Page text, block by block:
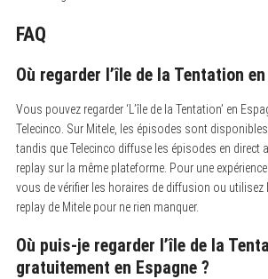
FAQ
Où regarder l’île de la Tentation
Vous pouvez regarder ‘L’île de la Tentation’ en
Telecinco. Sur Mitele, les épisodes sont
tandis que Telecinco diffuse les épisodes en direct
replay sur la même plateforme. Pour une
vous de vérifier les horaires de diffusion ou
replay de Mitele pour ne rien manquer.
Où puis-je regarder l’île de la
gratuitement en Espagne ?